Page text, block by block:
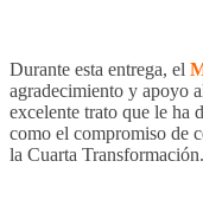
Durante esta entrega, el
agradecimiento y apoyo
excelente trato que le ha
como el compromiso de
la Cuarta Transformación.